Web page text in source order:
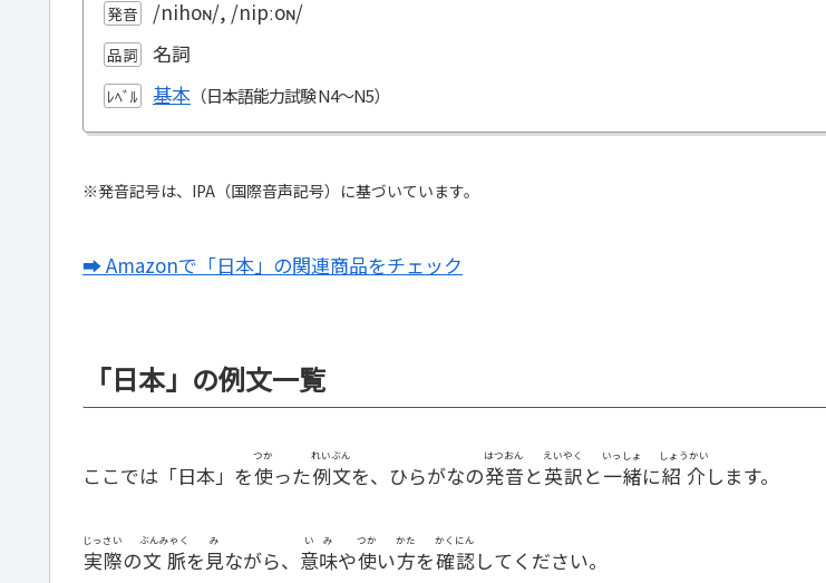
発音 /nihoɴ/, /nipːoɴ/
品詞 名詞
ﾚﾍﾞﾙ 基本
※発音記号は、IPA（国際音声記号）に基づいています。
➡ Amazonで「日本」の関連商品をチェック
「日本」の例文一覧
ここでは「日本」を使
つか
った例文
れいぶん
を、ひらがなの発音
はつおん
と英訳
えいやく
と一緒
いっしょ
に紹介
しょうかい
します。
実際
じっさい
の文脈
ぶんみゃく
を 見
み
ながら、 意味
いみ
や使
つか
い方
かた
を確認
かくにん
してください。